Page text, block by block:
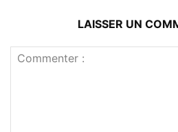
LAISSER UN